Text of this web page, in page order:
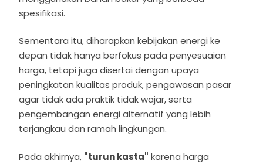
spesifikasi.
Sementara itu, diharapkan kebijakan energi ke
depan tidak hanya berfokus pada penyesuaian
harga, tetapi juga disertai dengan upaya
peningkatan kualitas produk, pengawasan pasar
agar tidak ada praktik tidak wajar, serta
pengembangan energi alternatif yang lebih
terjangkau dan ramah lingkungan.
Pada akhirnya, "turun kasta" karena harga